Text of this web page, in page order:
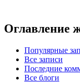
Оглавление
Популярные
Все записи
Последние
Все блоги